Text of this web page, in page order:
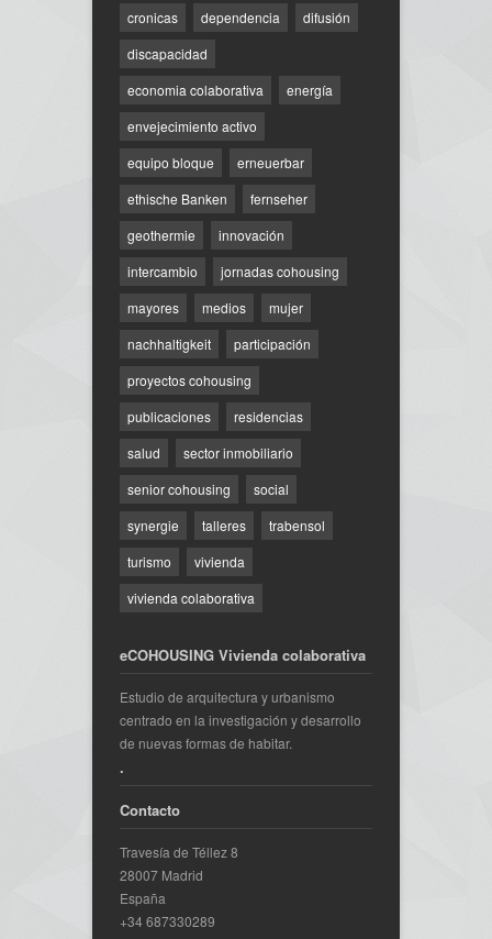
cronicas
dependencia
difusión
discapacidad
economia colaborativa
energía
envejecimiento activo
equipo bloque
erneuerbar
ethische Banken
fernseher
geothermie
innovación
intercambio
jornadas cohousing
mayores
medios
mujer
nachhaltigkeit
participación
proyectos cohousing
publicaciones
residencias
salud
sector inmobiliario
senior cohousing
social
synergie
talleres
trabensol
turismo
vivienda
vivienda colaborativa
eCOHOUSING Vivienda colaborativa
Estudio de arquitectura y urbanismo
centrado en la investigación y desarrollo
de nuevas formas de habitar.
.
Contacto
Travesía de Téllez 8
28007 Madrid
España
+34 687330289